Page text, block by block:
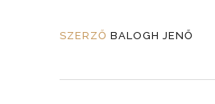
SZERZŐ BALOGH JENŐ